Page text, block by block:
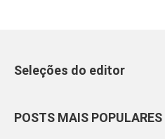
Seleções do editor
POSTS MAIS POPULARES